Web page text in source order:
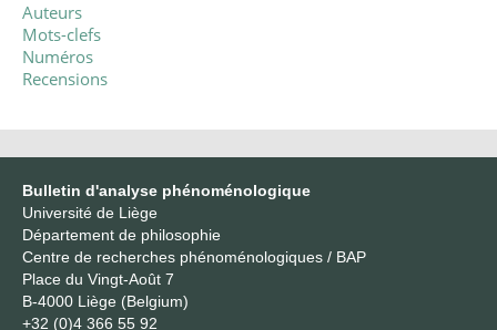
Auteurs
Mots-clefs
Numéros
Recensions
Bulletin d'analyse phénoménologique
Université de Liège
Département de philosophie
Centre de recherches phénoménologiques / BAP
Place du Vingt-Août 7
B-4000 Liège (Belgium)
+32 (0)4 366 55 92